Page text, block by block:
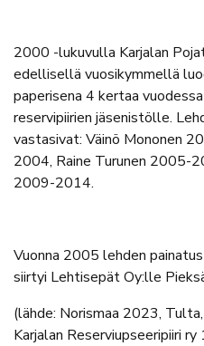
2000 -lukuvulla Karjalan
edellisellä vuosikymmellä
paperisena 4 kertaa
reservipiirien jäsenistölle.
vastasivat: Väinö Mononen
2004, Raine Turunen 2005-
2009-2014.
Vuonna 2005 lehden
siirtyi Lehtisepät Oy:lle
(lähde: Norismaa 2023,
Karjalan Reserviupseeripiiri